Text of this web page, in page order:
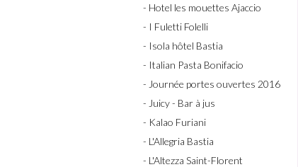
- Hotel les mouettes Ajaccio
- I Fuletti Folelli
- Isola hôtel Bastia
- Italian Pasta Bonifacio
- Journée portes ouvertes 2016
- Juicy - Bar à jus
- Kalao Furiani
- L'Allegria Bastia
- L'Altezza Saint-Florent